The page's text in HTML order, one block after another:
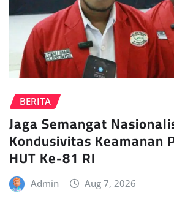
BERITA
Jaga Semangat
Kondusivitas Keamanan
HUT Ke-81 RI
Admin Aug 7, 2026